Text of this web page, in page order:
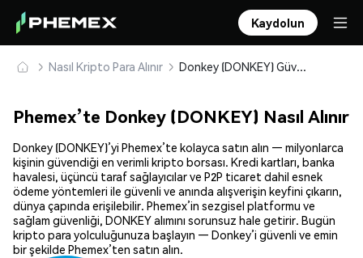
Kaydolun
Nasıl Kripto Para Alınır Donkey (DONKEY) Güvenle Satın Alın ve Saklayın
Phemex’te Donkey (DONKEY) Nasıl Alınır
Donkey (DONKEY)’yi Phemex’te kolayca satın alın — milyonlarca
kişinin güvendiği en verimli kripto borsası. Kredi kartları, banka
havalesi, üçüncü taraf sağlayıcılar ve P2P ticaret dahil esnek
ödeme yöntemleri ile güvenli ve anında alışverişin keyfini çıkarın,
dünya çapında erişilebilir. Phemex’in sezgisel platformu ve
sağlam güvenliği, DONKEY alımını sorunsuz hale getirir. Bugün
kripto para yolculuğunuza başlayın — Donkey’i güvenli ve emin
bir şekilde Phemex’ten satın alın.